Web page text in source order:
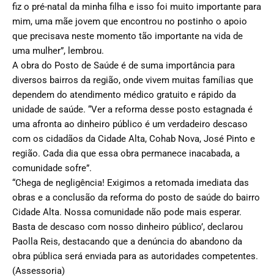
fiz o pré-natal da minha filha e isso foi muito importante para
mim, uma mãe jovem que encontrou no postinho o apoio
que precisava neste momento tão importante na vida de
uma mulher”, lembrou.
A obra do Posto de Saúde é de suma importância para
diversos bairros da região, onde vivem muitas famílias que
dependem do atendimento médico gratuito e rápido da
unidade de saúde. “Ver a reforma desse posto estagnada é
uma afronta ao dinheiro público é um verdadeiro descaso
com os cidadãos da Cidade Alta, Cohab Nova, José Pinto e
região. Cada dia que essa obra permanece inacabada, a
comunidade sofre”.
“Chega de negligência! Exigimos a retomada imediata das
obras e a conclusão da reforma do posto de saúde do bairro
Cidade Alta. Nossa comunidade não pode mais esperar.
Basta de descaso com nosso dinheiro público’, declarou
Paolla Reis, destacando que a denúncia do abandono da
obra pública será enviada para as autoridades competentes.
(Assessoria)